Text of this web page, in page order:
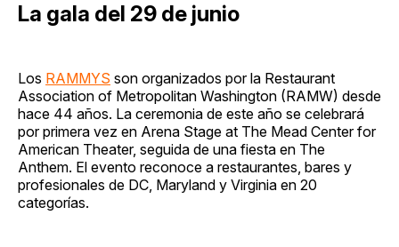
La gala del 29 de junio
Los RAMMYS son organizados por la Restaurant
Association of Metropolitan Washington (RAMW) desde
hace 44 años. La ceremonia de este año se celebrará
por primera vez en Arena Stage at The Mead Center for
American Theater, seguida de una fiesta en The
Anthem. El evento reconoce a restaurantes, bares y
profesionales de DC, Maryland y Virginia en 20
categorías.